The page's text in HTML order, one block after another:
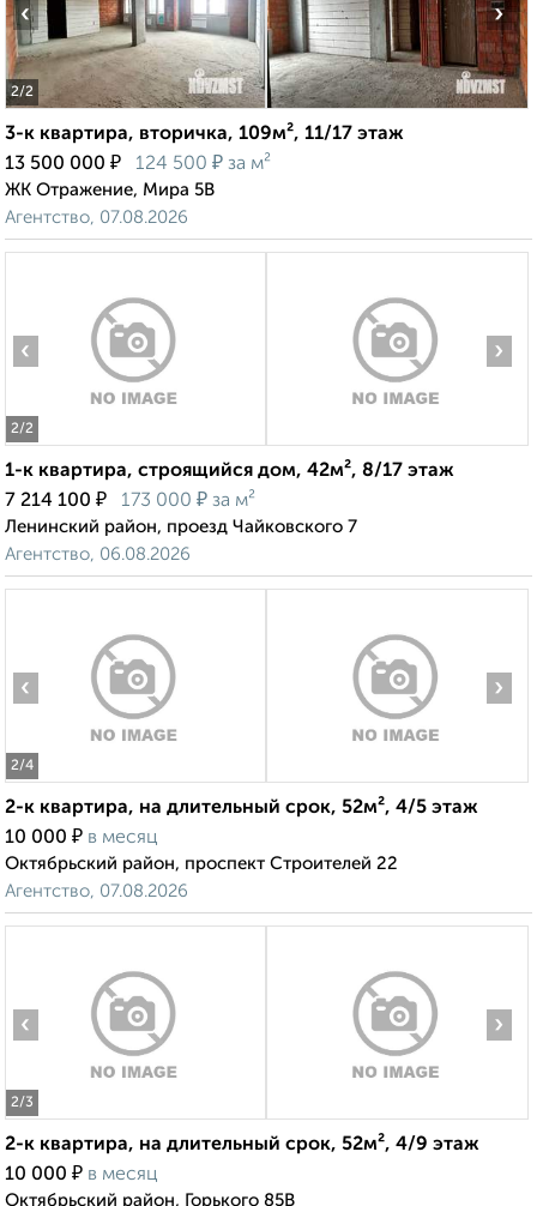
2/2
‹ ›
3-к квартира, вторичка, 109м², 11/17 этаж
13 500 000 ₽ 124 500 ₽ за м²
ЖК Отражение, Мира 5В
Агентство, 07.08.2026
2/2
‹ ›
1-к квартира, строящийся дом, 42м², 8/17 этаж
7 214 100 ₽ 173 000 ₽ за м²
Ленинский район, проезд Чайковского 7
Агентство, 06.08.2026
2/4
‹ ›
2-к квартира, на длительный срок, 52м², 4/5 этаж
10 000 ₽ в месяц
Октябрьский район, проспект Строителей 22
Агентство, 07.08.2026
2/3
‹ ›
2-к квартира, на длительный срок, 52м², 4/9 этаж
10 000 ₽ в месяц
Октябрьский район, Горького 85В